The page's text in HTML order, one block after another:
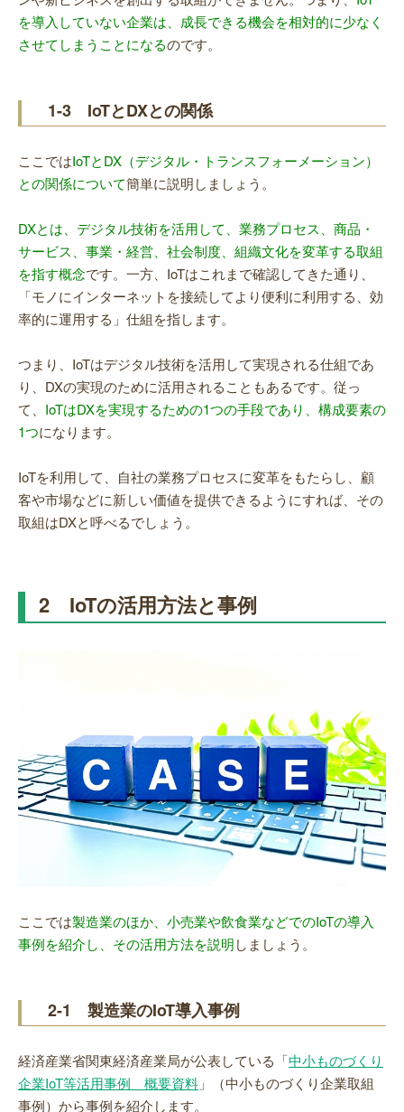
を導入していない企業は、成長できる機会を相対的に少なく
させてしまうことになるのです。
1-3 IoTとDXとの関係
ここではIoTとDX（デジタル・トランスフォーメーション）
との関係について簡単に説明しましょう。
DXとは、デジタル技術を活用して、業務プロセス、商品・
サービス、事業・経営、社会制度、組織文化を変革する取組
を指す概念です。一方、IoTはこれまで確認してきた通り、
「モノにインターネットを接続してより便利に利用する、効
率的に運用する」仕組を指します。
つまり、IoTはデジタル技術を活用して実現される仕組であ
り、DXの実現のために活用されることもあるです。従っ
て、 IoTはDXを実現するための1つの手段であり、構成要素の
1つになります。
IoTを利用して、自社の業務プロセスに変革をもたらし、顧
客や市場などに新しい価値を提供できるようにすれば、その
取組はDXと呼べるでしょう。
2 IoTの活用方法と事例
ここでは製造業のほか、小売業や飲食業などでのIoTの導入
事例を紹介し、その活用方法を説明しましょう。
2-1 製造業のIoT導入事例
経済産業省関東経済産業局が公表している「中小ものづくり
企業IoT等活用事例 概要資料 」（中小ものづくり企業取組
事例）から事例を紹介します。